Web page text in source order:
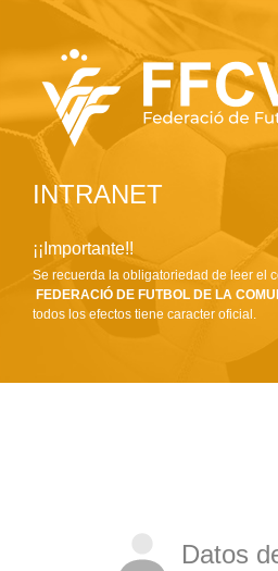
INTRANET
¡¡Importante!!
Se recuerda la obligatoriedad de leer el
FEDERACIÓ DE FUTBOL DE LA
todos los efectos tiene caracter oficial.
Datos